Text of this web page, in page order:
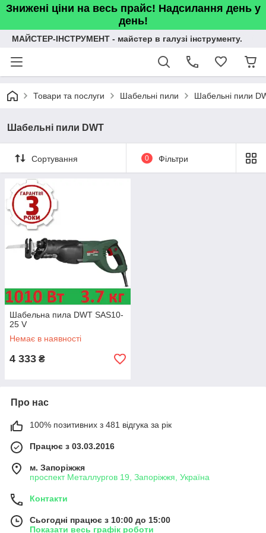
Знижені ціни на весь прайс! Надсилання день у
день!
МАЙСТЕР-ІНСТРУМЕНТ - майстер в галузі інструменту.
Товари та послуги Шабельні пили Шабельні пили
Шабельні пили DWT
Сортування 0 Фільтри
Шабельна пила DWT SAS10-
25 V
Немає в наявності
4 333 ₴
Про нас
100% позитивних з 481 відгука за рік
Працює з 03.03.2016
м. Запоріжжя
проспект Металлургов 19, Запоріжжя, Україна
Контакти
Сьогодні працює з 10:00 до 15:00
Показати весь графік роботи